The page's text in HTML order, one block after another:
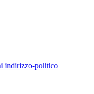
indirizzo-politico